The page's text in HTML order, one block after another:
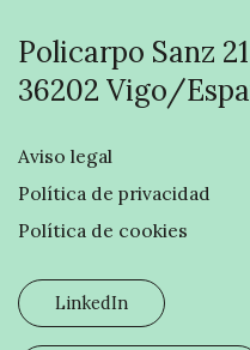
Policarpo Sanz
36202 Vigo/
Aviso legal
Política de privacidad
Política de cookies
LinkedIn